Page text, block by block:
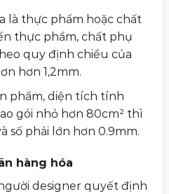
là thực phẩm hoặc chất
thực phẩm, chất phụ
quy định chiều của
hơn 1,2mm.
phẩm, diện tích tính
gói nhỏ hơn 80cm² thì
số phải lớn hơn 0.9mm.
hàng hóa
designer quyết định